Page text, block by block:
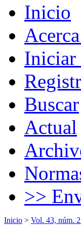
Inicio
Iniciar
Buscar
Actual
>>
Inicio > Vol. 43, núm.